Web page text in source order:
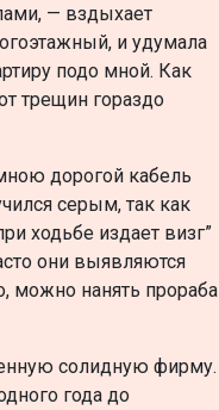
— вздыхает
и удумала
подо мной. Как
трещин гораздо
дорогой кабель
серым, так как
ходьбе издает визг”
они выявляются
можно нанять прораба
солидную фирму.
года до